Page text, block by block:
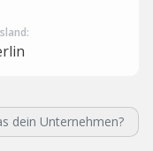
dein Unternehmen?